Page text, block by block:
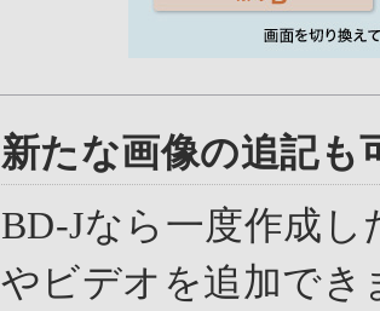
新たな画像の追記も
BD-Jなら一度作成
やビデオを追加でき